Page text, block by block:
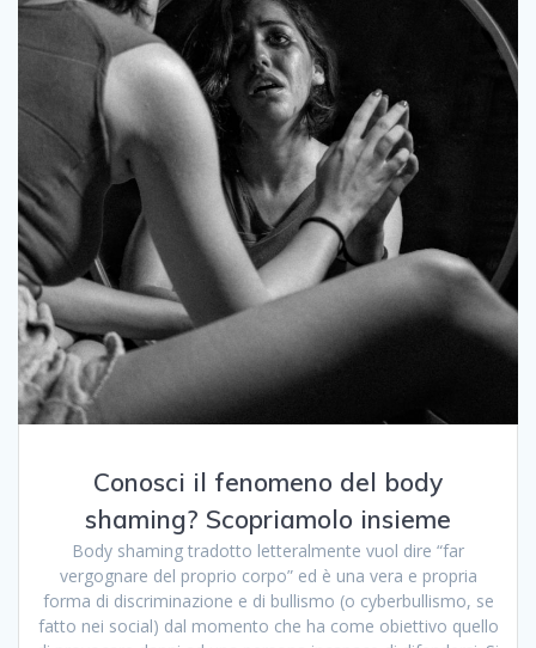
Conosci il fenomeno del body
shaming? Scopriamolo insieme
Body shaming tradotto letteralmente vuol dire “far
vergognare del proprio corpo” ed è una vera e propria
forma di discriminazione e di bullismo (o cyberbullismo, se
fatto nei social) dal momento che ha come obiettivo quello